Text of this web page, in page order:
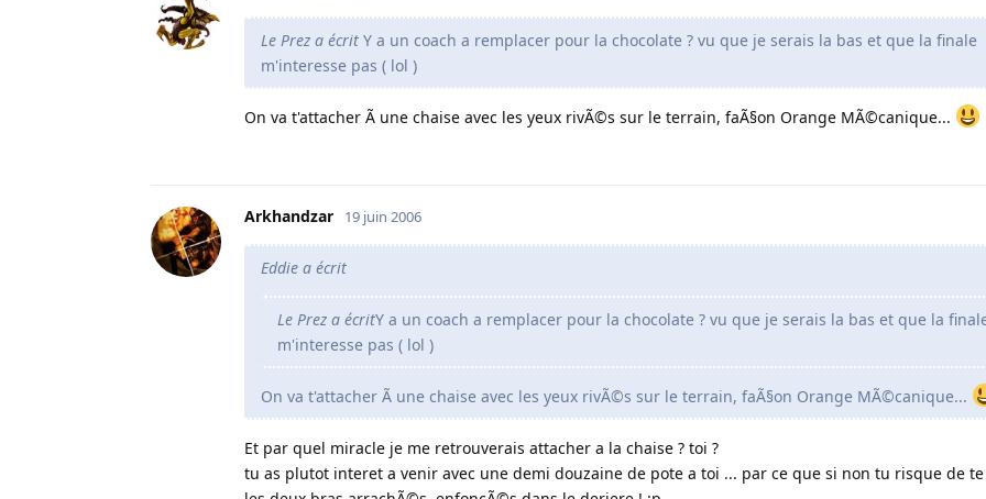
Le Prez a écrit Y a un coach a remplacer pour la chocolate ? vu que je serais la bas et que la finale
m'interesse pas ( lol )
On va t'attacher Ã une chaise avec les yeux rivÃ©s sur le terrain, faÃ§on Orange MÃ©canique...
Arkhandzar 19 juin 2006
Eddie a écrit
Le Prez a écritY a un coach a remplacer pour la chocolate ? vu que je serais la bas et que la
m'interesse pas ( lol )
On va t'attacher Ã une chaise avec les yeux rivÃ©s sur le terrain, faÃ§on Orange MÃ©canique...
Et par quel miracle je me retrouverais attacher a la chaise ? toi ?
tu as plutot interet a venir avec une demi douzaine de pote a toi ... par ce que si non tu risque de